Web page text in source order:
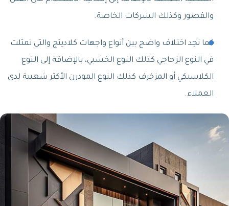
والقصور وكذلك الشركات الخاصة.
كما نجد اختلاف واضح بين أنواع واجهات كلادينج والتي تمثلت
في النوع الزجاجي كذلك النوع الخشبي، بالإضافة إلى النوع
الكلاسيكي أو المزخرف كذلك النوع المودرن الأكثر شعبية لدى
العملاء.